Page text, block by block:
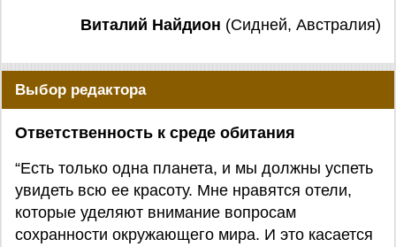
Виталий Найдион (Сидней, Австралия)
Выбор редактора
Ответственность к среде обитания
“Есть только одна планета, и мы должны успеть
увидеть всю ее красоту. Мне нравятся отели,
которые уделяют внимание вопросам
сохранности окружающего мира. И это касается